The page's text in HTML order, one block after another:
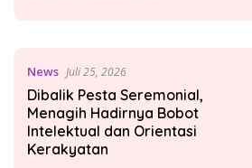
News Juli 25, 2026
Dibalik Pesta Seremonial,
Menagih Hadirnya Bobot
Intelektual dan Orientasi
Kerakyatan